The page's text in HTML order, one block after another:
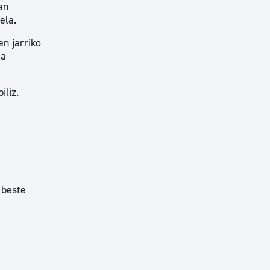
jarriko